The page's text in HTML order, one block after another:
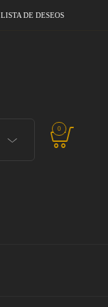
LISTA DE DESEOS
0